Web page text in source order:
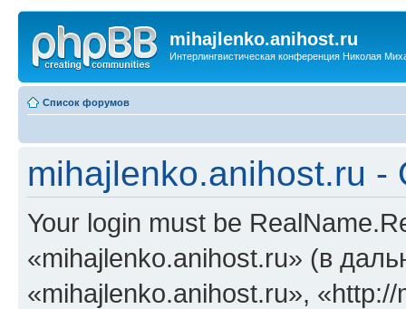
mihajlenko.anihost.ru
Интерлингвистическая конференция Николая
Список форумов
mihajlenko.anihost.ru
Your login must be
«mihajlenko.anihost.ru» (в
«mihajlenko.anihost.ru»,